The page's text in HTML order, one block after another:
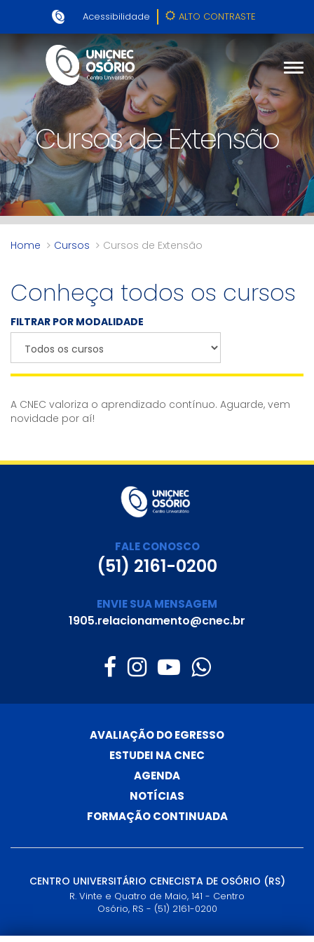
Acessibilidade ALTO CONTRASTE
Cursos de Extensão
Home Cursos Cursos de Extensão
Conheça todos os cursos
FILTRAR POR MODALIDADE
A CNEC valoriza o aprendizado contínuo. Aguarde, vem
novidade por aí!
FALE CONOSCO
(51) 2161-0200
ENVIE SUA MENSAGEM
1905.relacionamento@cnec.br
AVALIAÇÃO DO EGRESSO
ESTUDEI NA CNEC
AGENDA
NOTÍCIAS
FORMAÇÃO CONTINUADA
CENTRO UNIVERSITÁRIO CENECISTA DE OSÓRIO (RS)
R. Vinte e Quatro de Maio, 141 - Centro
Osório, RS - (51) 2161-0200